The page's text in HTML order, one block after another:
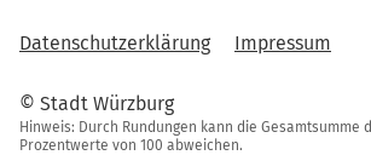
Datenschutzerklärung Impressum
© Stadt Würzburg
Hinweis: Durch Rundungen kann die Gesamtsumme
Prozentwerte von 100 abweichen.